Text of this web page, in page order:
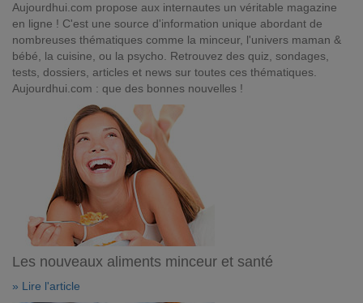
Aujourdhui.com propose aux internautes un véritable magazine
en ligne ! C'est une source d'information unique abordant de
nombreuses thématiques comme la minceur, l'univers maman &
bébé, la cuisine, ou la psycho. Retrouvez des quiz, sondages,
tests, dossiers, articles et news sur toutes ces thématiques.
Aujourdhui.com : que des bonnes nouvelles !
Les nouveaux aliments minceur et santé
» Lire l'article